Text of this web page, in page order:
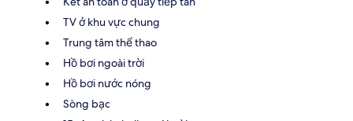
TV ở khu vực chung
Trung tâm thể thao
Hồ bơi ngoài trời
Hồ bơi nước nóng
Sòng bạc